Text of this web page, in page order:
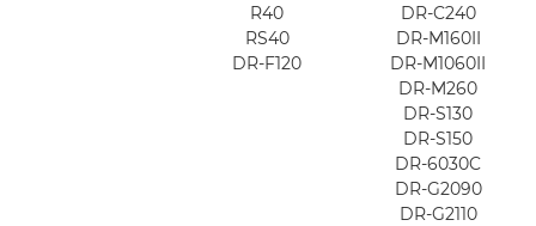
R40
RS40
DR-F120
DR-C240
DR-M160II
DR-M1060II
DR-M260
DR-S130
DR-S150
DR-6030C
DR-G2090
DR-G2110